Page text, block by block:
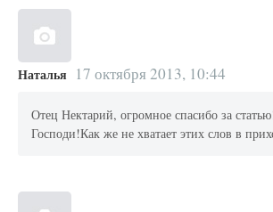
Наталья 17 октября 2013, 10:44
Отец Нектарий, огромное спасибо за
Господи!Как же не хватает этих слов в